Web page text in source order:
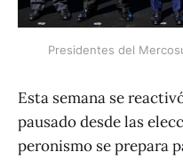
Presidentes del
Esta semana se
pausado desde las
peronismo se prepara